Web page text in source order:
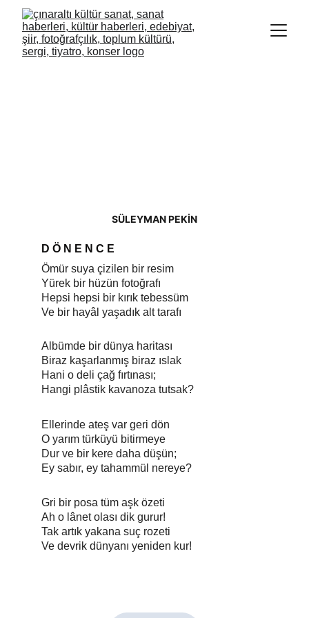
SÜLEYMAN PEKİN
D Ö N E N C E
Ömür suya çizilen bir resim
Yürek bir hüzün fotoğrafı
Hepsi hepsi bir kırık tebessüm
Ve bir hayâl yaşadık alt tarafı
Albümde bir dünya haritası
Biraz kaşarlanmış biraz ıslak
Hani o deli çağ fırtınası;
Hangi plâstik kavanoza tutsak?
Ellerinde ateş var geri dön
O yarım türküyü bitirmeye
Dur ve bir kere daha düşün;
Ey sabır, ey tahammül nereye?
Gri bir posa tüm aşk özeti
Ah o lânet olası dik gurur!
Tak artık yakana suç rozeti
Ve devrik dünyanı yeniden kur!